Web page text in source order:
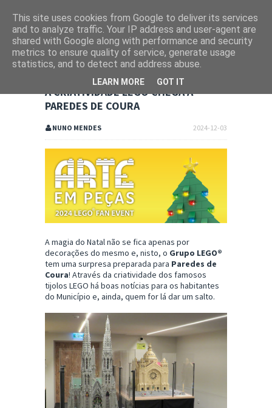
A CRIATIVIDADE LEGO CHEGA A
PAREDES DE COURA
2024-12-03
NUNO MENDES
A magia do Natal não se fica apenas por
decorações do mesmo e, nisto, o Grupo LEGO®
tem uma surpresa preparada para Paredes de
Coura! Através da criatividade dos famosos
tijolos LEGO há boas notícias para os habitantes
do Município e, ainda, quem for lá dar um salto.
This site uses cookies from Google to deliver its services
and to analyze traffic. Your IP address and user-agent are
shared with Google along with performance and security
metrics to ensure quality of service, generate usage
statistics, and to detect and address abuse.
LEARN MORE GOT IT